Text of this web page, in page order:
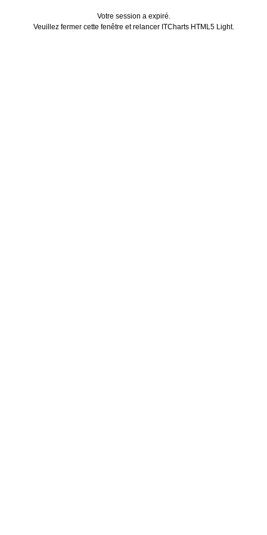
Votre session a expiré.
Veuillez fermer cette fenêtre et relancer ITCharts HTML5 Light.